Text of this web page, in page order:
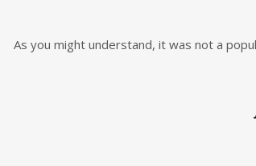
As you might understand, it was not a